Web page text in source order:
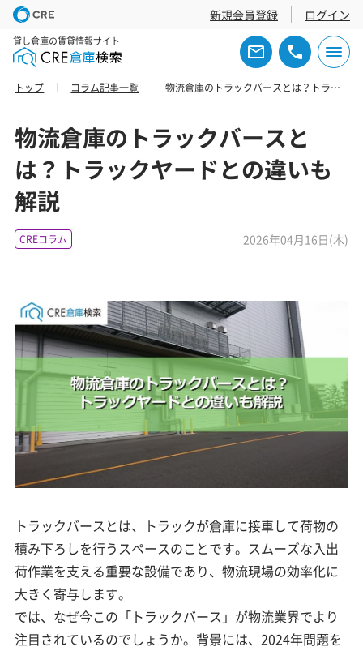
新規会員登録 ログイン
貸し倉庫の賃貸情報サイト
トップ コラム記事一覧 物流倉庫のトラックバースとは？トラックヤードとの違いも解説
物流倉庫のトラックバースと
は？トラックヤードとの違いも
解説
CREコラム 2026年04月16日(木)
トラックバースとは、トラックが倉庫に接車して荷物の
積み下ろしを行うスペースのことです。スムーズな入出
荷作業を支える重要な設備であり、物流現場の効率化に
大きく寄与します。
では、なぜ今この「トラックバース」が物流業界でより
注目されているのでしょうか。背景には、2024年問題を